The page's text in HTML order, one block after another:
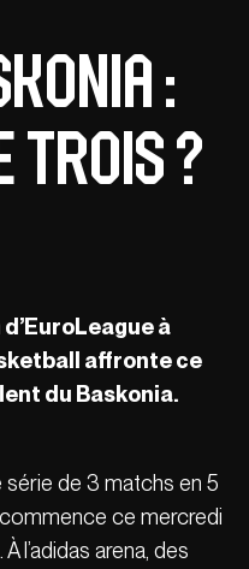
:
trois ?
d’EuroLeagueà
affronte ce
du Baskonia.
de 3 matchs en 5
ce mercredi
l’adidas arena, des